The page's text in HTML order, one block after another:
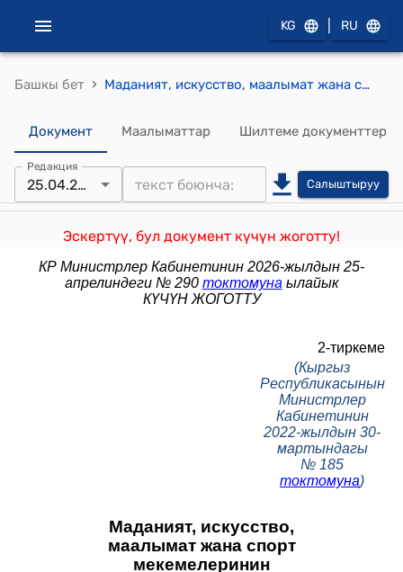
KG RU
Башкы бет › Маданият, искусство, маалымат жана спорт мекемелеринин кызматкерлерине иштеген жылдары үчүн үстөк акыларды белгилөөнүн жана төлөөнүн тартиби жөнүндө ЖОБО (Кыргыз Республикасынын Министрлер Кабинетинин 2022-жылдын 30-мартындагы № 185 токтомуна)
Документ Маалыматтар Шилтеме документтер
Редакция
25.04.2026 Салыштыруу
Эскертүү, бул документ күчүн жоготту!